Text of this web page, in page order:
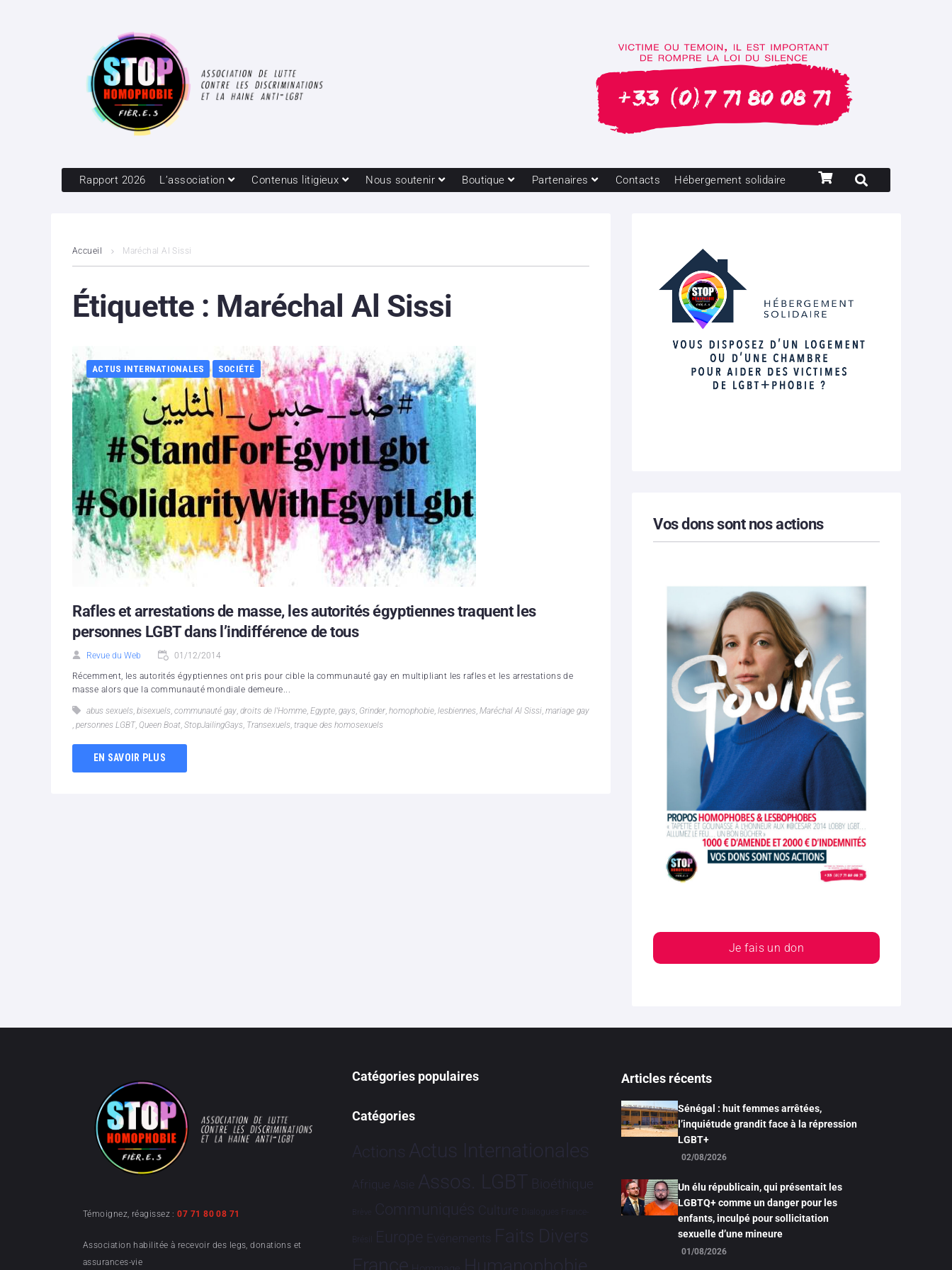
Rapport 2026 L’association Contenus litigieux Nous soutenir Boutique Partenaires Contacts Hébergement solidaire
Accueil Maréchal Al Sissi
Étiquette : Maréchal Al Sissi
ACTUS INTERNATIONALES SOCIÉTÉ
Rafles et arrestations de masse, les autorités égyptiennes traquent les
personnes LGBT dans l’indifférence de tous
Revue du Web 01/12/2014
Récemment, les autorités égyptiennes ont pris pour cible la communauté gay en multipliant les rafles et les arrestations de
masse alors que la communauté mondiale demeure...
abus sexuels, bisexuels, communauté gay, droits de l'Homme, Egypte, gays, Grinder, homophobie, lesbiennes, Maréchal Al Sissi, mariage gay
, personnes LGBT, Queen Boat, StopJailingGays, Transexuels, traque des homosexuels
EN SAVOIR PLUS
Vos dons sont nos actions
Je fais un don
Témoignez, réagissez :07 71 80 08 71
Association habilitée à recevoir des legs, donations et
assurances-vie
Catégories populaires
Catégories
Actions Actus Internationales
Afrique Asie Assos. LGBT Bioéthique
Brève Communiqués Culture Dialogues France-
Brésil Europe Evénements Faits Divers
Humanophobie
Articles récents
Sénégal : huit femmes arrêtées,
l’inquiétude grandit face à la répression
LGBT+
02/08/2026
Un élu républicain, qui présentait les
LGBTQ+ comme un danger pour les
enfants, inculpé pour sollicitation
sexuelle d’une mineure
01/08/2026